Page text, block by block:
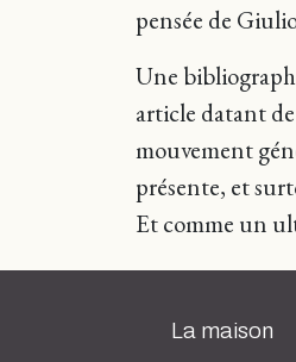
pensée de
Une
article datant
mouvement
présente, et
Et comme un
La maison